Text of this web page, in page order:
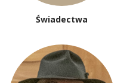
Świadectwa